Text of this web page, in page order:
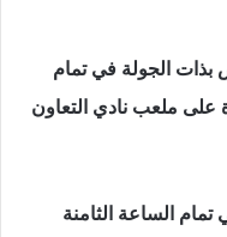
بذات الجولة في تمام
على ملعب نادي التعاون
الساعة الثامنة